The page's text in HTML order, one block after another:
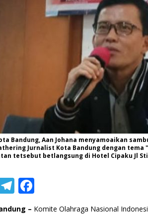
Bandung, Aan Johana menyamoaikan
Jurnalist Kota Bandung dengan tema
tetsebut betlangsung di Hotel Cipaku Jl
T
a
– Komite Olahraga Nasional